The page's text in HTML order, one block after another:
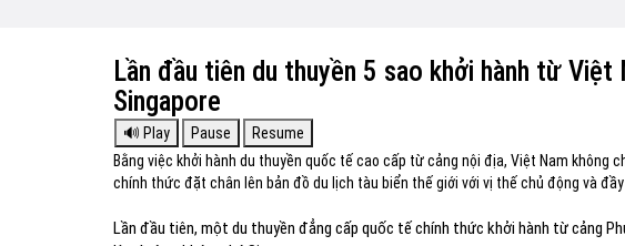
Lần đầu tiên du thuyền 5 sao khởi hành từ
Singapore
Bằng việc khởi hành du thuyền quốc tế cao cấp từ cảng nội địa, Việt Nam không
chính thức đặt chân lên bản đồ du lịch tàu biển thế giới với vị thế chủ động và đầy
Lần đầu tiên, một du thuyền đẳng cấp quốc tế chính thức khởi hành từ cảng